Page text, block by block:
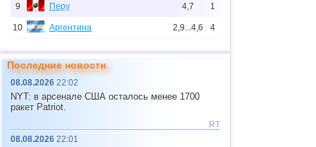
9 Перу 4,7 1
10 Аргентина 2,9...4,6 4
12 Вануату
13 Индонезия 2,5...4,5
14 Пакистан
15 Мексика
Последние новости
08.08.2026 22:02
NYT: в арсенале США осталось менее 1700
ракет Patriot.
RT
08.08.2026 22:01